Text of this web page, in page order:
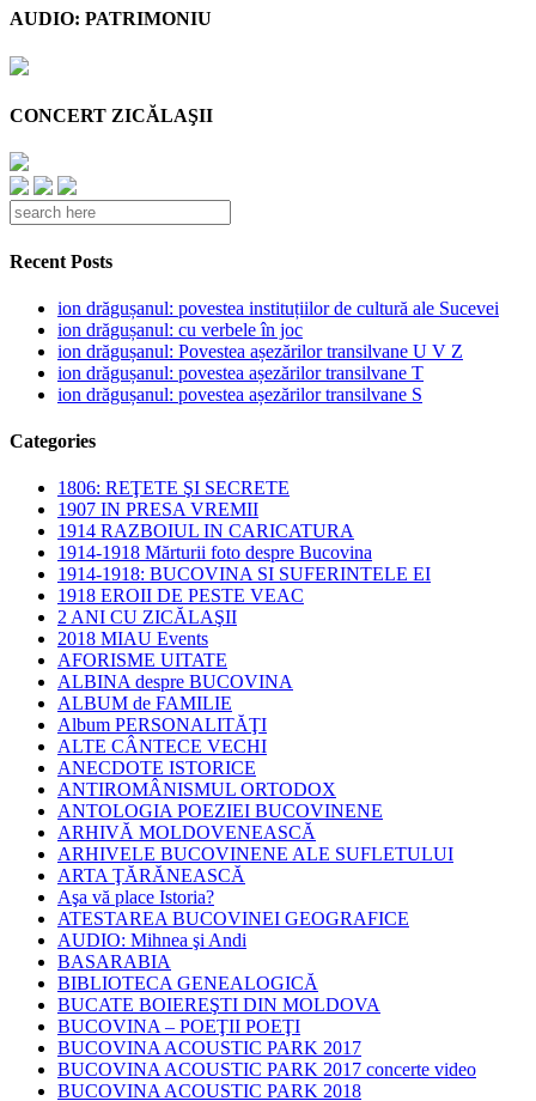
AUDIO: PATRIMONIU
CONCERT ZICĂLAŞII
Recent Posts
ion drăgușanul: povestea instituțiilor de cultură ale Sucevei
ion drăgușanul: cu verbele în joc
ion drăgușanul: Povestea așezărilor transilvane U V Z
ion drăgușanul: povestea așezărilor transilvane T
ion drăgușanul: povestea așezărilor transilvane S
Categories
1806: REŢETE ŞI SECRETE
1907 IN PRESA VREMII
1914 RAZBOIUL IN CARICATURA
1914-1918 Mărturii foto despre Bucovina
1914-1918: BUCOVINA SI SUFERINTELE EI
1918 EROII DE PESTE VEAC
2 ANI CU ZICĂLAŞII
2018 MIAU Events
AFORISME UITATE
ALBINA despre BUCOVINA
ALBUM de FAMILIE
Album PERSONALITĂŢI
ALTE CÂNTECE VECHI
ANECDOTE ISTORICE
ANTIROMÂNISMUL ORTODOX
ANTOLOGIA POEZIEI BUCOVINENE
ARHIVĂ MOLDOVENEASCĂ
ARHIVELE BUCOVINENE ALE SUFLETULUI
ARTA ŢĂRĂNEASCĂ
Aşa vă place Istoria?
ATESTAREA BUCOVINEI GEOGRAFICE
AUDIO: Mihnea şi Andi
BASARABIA
BIBLIOTECA GENEALOGICĂ
BUCATE BOIEREŞTI DIN MOLDOVA
BUCOVINA – POEŢII POEŢI
BUCOVINA ACOUSTIC PARK 2017
BUCOVINA ACOUSTIC PARK 2017 concerte video
BUCOVINA ACOUSTIC PARK 2018